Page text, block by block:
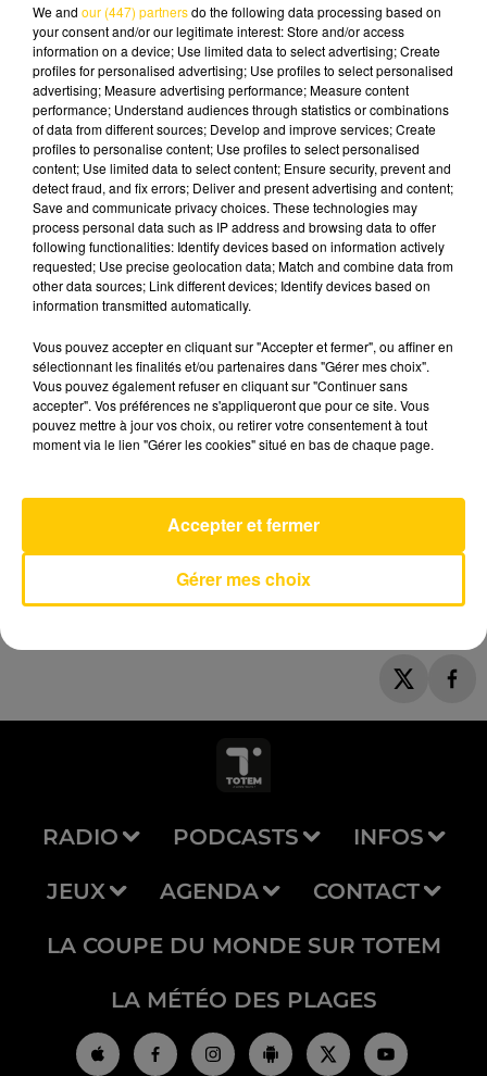
7 mai 2026 - 7 min 19 sec
L'INFO DU PUY-DE-DÔME DU 07/05/26
À 12H00
Ecoutez sur Totem l'information dans le Cantal,
le pays de Brioude et Issoire avec les reportages
de nos journalistes sur le terrain.
I Knew It I Knew You
TAYLOR SWIFT
RADIO PODCASTS INFOS
JEUX AGENDA CONTACT
LA COUPE DU MONDE SUR TOTEM
LA MÉTÉO DES PLAGES
We and our (447) partnersdo the following data processing based on
your consent and/or our legitimate interest: Store and/or access
information on a device; Use limited data to select advertising; Create
profiles for personalised advertising; Use profiles to select personalised
advertising; Measure advertising performance; Measure content
performance; Understand audiences through statistics or combinations
of data from different sources; Develop and improve services; Create
profiles to personalise content; Use profiles to select personalised
content; Use limited data to select content; Ensure security, prevent and
detect fraud, and fix errors; Deliver and present advertising and content;
Save and communicate privacy choices. These technologies may
process personal data such as IP address and browsing data to offer
following functionalities: Identify devices based on information actively
requested; Use precise geolocation data; Match and combine data from
other data sources; Link different devices; Identify devices based on
information transmitted automatically.
Vous pouvez accepter en cliquant sur "Accepter et fermer", ou affiner en
sélectionnant les finalités et/ou partenaires dans "Gérer mes choix".
Vous pouvez également refuser en cliquant sur "Continuer sans
accepter". Vos préférences ne s'appliqueront que pour ce site. Vous
pouvez mettre à jour vos choix, ou retirer votre consentement à tout
moment via le lien "Gérer les cookies" situé en bas de chaque page.
Gérer mes choix
Accepter et fermer